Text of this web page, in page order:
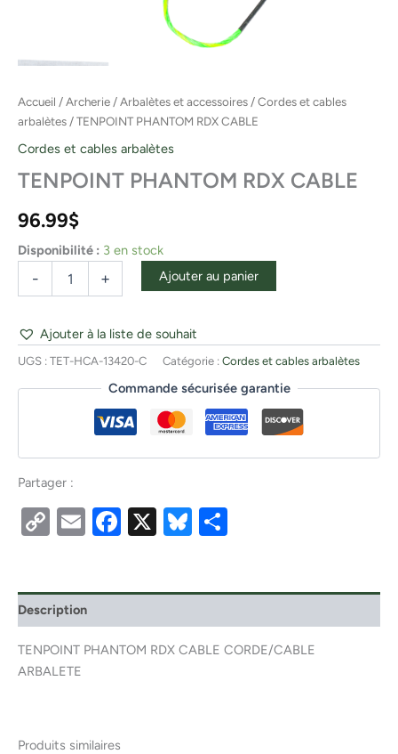
Accueil /Archerie /Arbalètes et accessoires /Cordes et cables
arbalètes / TENPOINT PHANTOM RDX CABLE
Cordes et cables arbalètes
TENPOINT PHANTOM RDX CABLE
96.99$
Disponibilité : 3 en stock
- + Ajouter au panier
Ajouter à la liste de souhait
UGS : TET-HCA-13420-C Catégorie : Cordes et cables arbalètes
Commande sécurisée garantie
Partager :
CopyEmailFacebook
X Bluesky
Description
TENPOINT PHANTOM RDX CABLE CORDE/CABLE
ARBALETE
Produits similaires